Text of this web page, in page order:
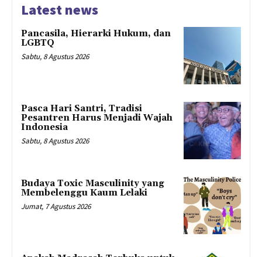
Latest news
Pancasila, Hierarki Hukum, dan
LGBTQ
Sabtu, 8 Agustus 2026
Pasca Hari Santri, Tradisi
Pesantren Harus Menjadi Wajah
Indonesia
Sabtu, 8 Agustus 2026
Budaya Toxic Masculinity yang
Membelenggu Kaum Lelaki
Jumat, 7 Agustus 2026